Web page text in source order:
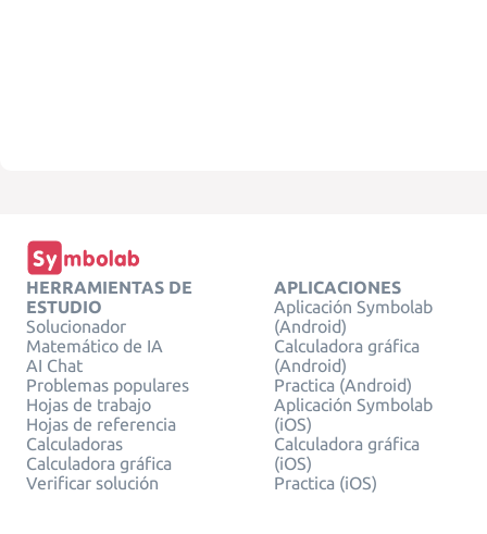
HERRAMIENTAS DE
ESTUDIO
Solucionador
Matemático de IA
AI Chat
Problemas populares
Hojas de trabajo
Hojas de referencia
Calculadoras
Calculadora gráfica
Verificar solución
APLICACIONES
Aplicación Symbolab
(Android)
Calculadora gráfica
(Android)
Practica (Android)
Aplicación Symbolab
(iOS)
Calculadora gráfica
(iOS)
Practica (iOS)